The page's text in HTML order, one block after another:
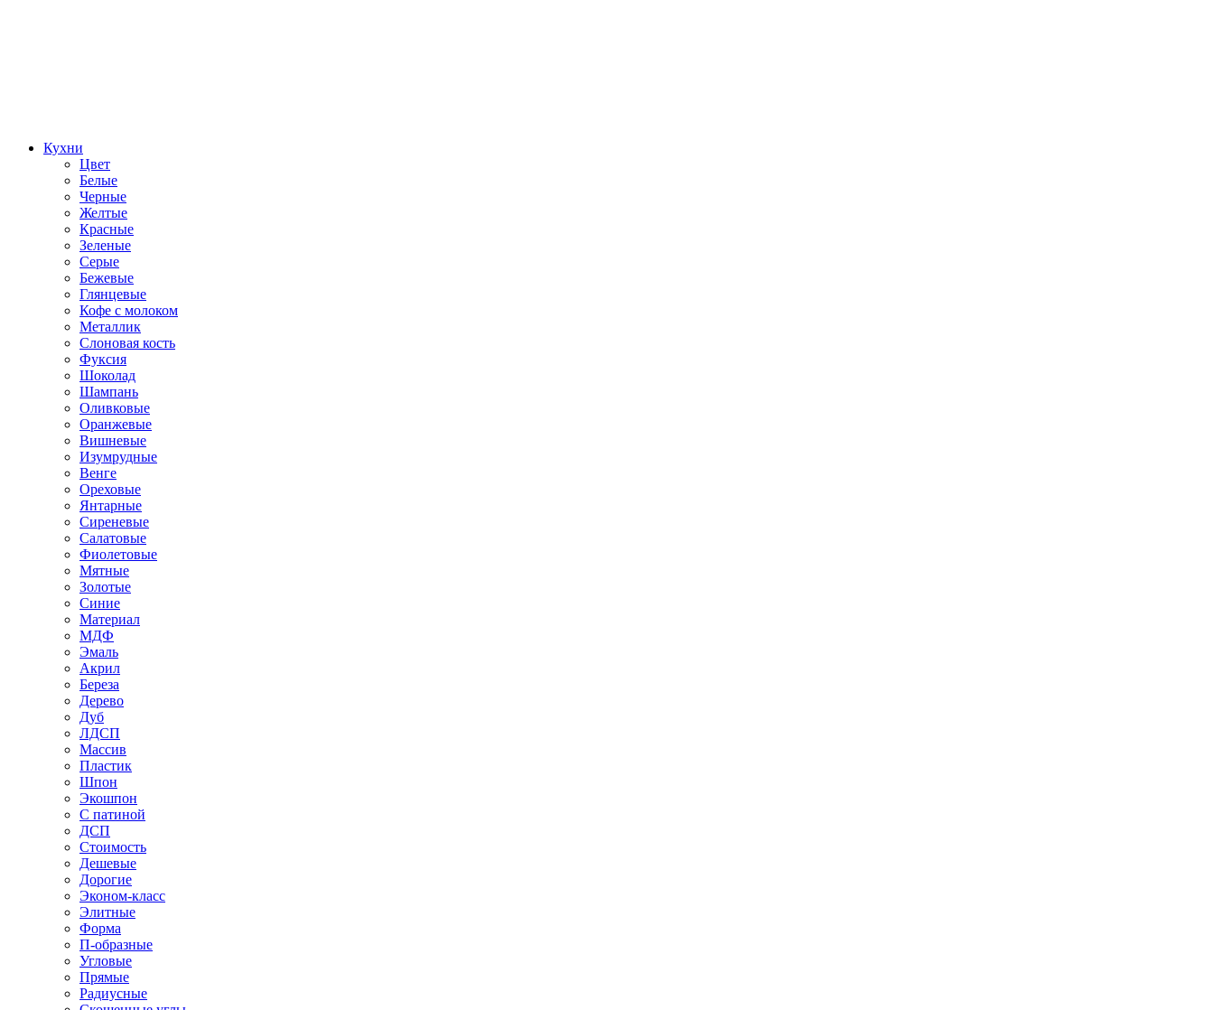
Кухни
Цвет
Белые
Черные
Желтые
Красные
Зеленые
Серые
Бежевые
Глянцевые
Кофе с молоком
Металлик
Слоновая кость
Фуксия
Шоколад
Шампань
Оливковые
Оранжевые
Вишневые
Изумрудные
Венге
Ореховые
Янтарные
Сиреневые
Салатовые
Фиолетовые
Мятные
Золотые
Синие
Материал
МДФ
Эмаль
Акрил
Береза
Дерево
Дуб
ЛДСП
Массив
Пластик
Шпон
Экошпон
С патиной
ДСП
Стоимость
Дешевые
Дорогие
Эконом-класс
Элитные
Форма
П-образные
Угловые
Прямые
Радиусные